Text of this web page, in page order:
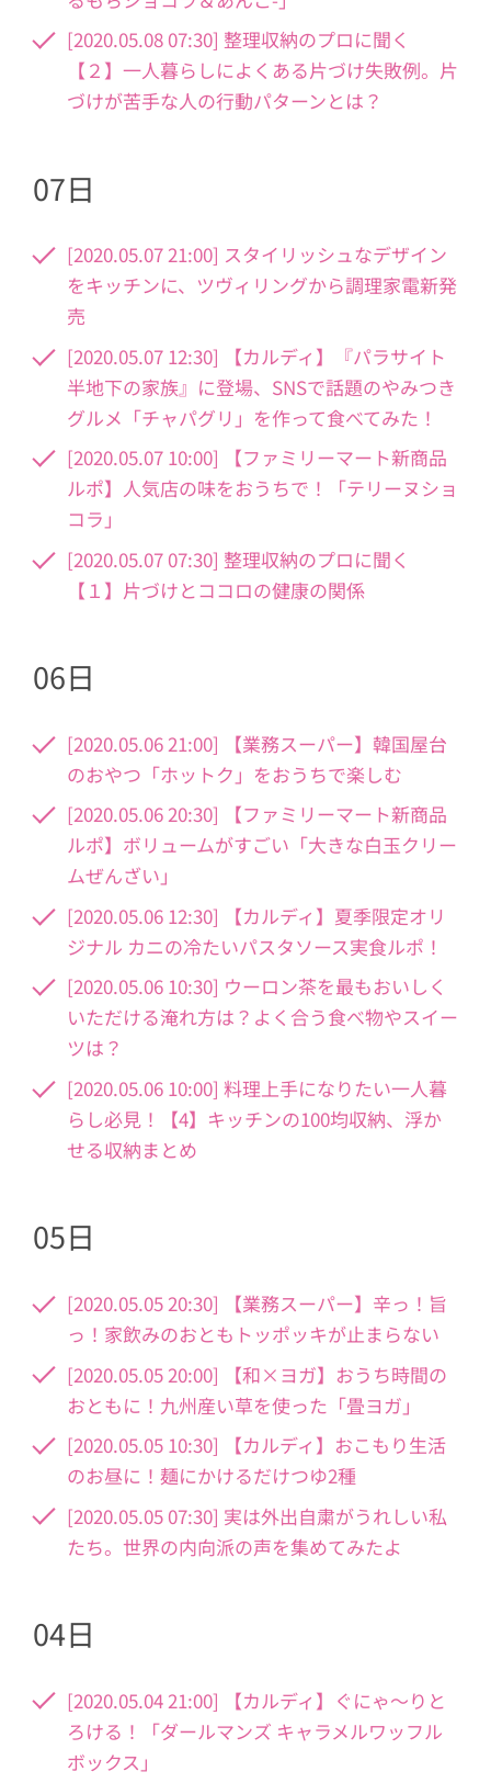
[2020.05.08 07:30] 整理収納のプロに聞く
【２】一人暮らしによくある片づけ失敗例。片
づけが苦手な人の行動パターンとは？
07日
[2020.05.07 21:00] スタイリッシュなデザイン
をキッチンに、ツヴィリングから調理家電新発
売
[2020.05.07 12:30] 【カルディ】『パラサイト
半地下の家族』に登場、SNSで話題のやみつき
グルメ「チャパグリ」を作って食べてみた！
[2020.05.07 10:00] 【ファミリーマート新商品
ルポ】人気店の味をおうちで！「テリーヌショ
コラ」
[2020.05.07 07:30] 整理収納のプロに聞く
【１】片づけとココロの健康の関係
06日
[2020.05.06 21:00] 【業務スーパー】韓国屋台
のおやつ「ホットク」をおうちで楽しむ
[2020.05.06 20:30] 【ファミリーマート新商品
ルポ】ボリュームがすごい「大きな白玉クリー
ムぜんざい」
[2020.05.06 12:30] 【カルディ】夏季限定オリ
ジナル カニの冷たいパスタソース実食ルポ！
[2020.05.06 10:30] ウーロン茶を最もおいしく
いただける淹れ方は？よく合う食べ物やスイー
ツは？
[2020.05.06 10:00] 料理上手になりたい一人暮
らし必見！【4】キッチンの100均収納、浮か
せる収納まとめ
05日
[2020.05.05 20:30] 【業務スーパー】辛っ！旨
っ！家飲みのおともトッポッキが止まらない
[2020.05.05 20:00] 【和×ヨガ】おうち時間の
おともに！九州産い草を使った「畳ヨガ」
[2020.05.05 10:30] 【カルディ】おこもり生活
のお昼に！麺にかけるだけつゆ2種
[2020.05.05 07:30] 実は外出自粛がうれしい私
たち。世界の内向派の声を集めてみたよ
04日
[2020.05.04 21:00] 【カルディ】ぐにゃ～りと
ろける！「ダールマンズ キャラメルワッフル
ボックス」